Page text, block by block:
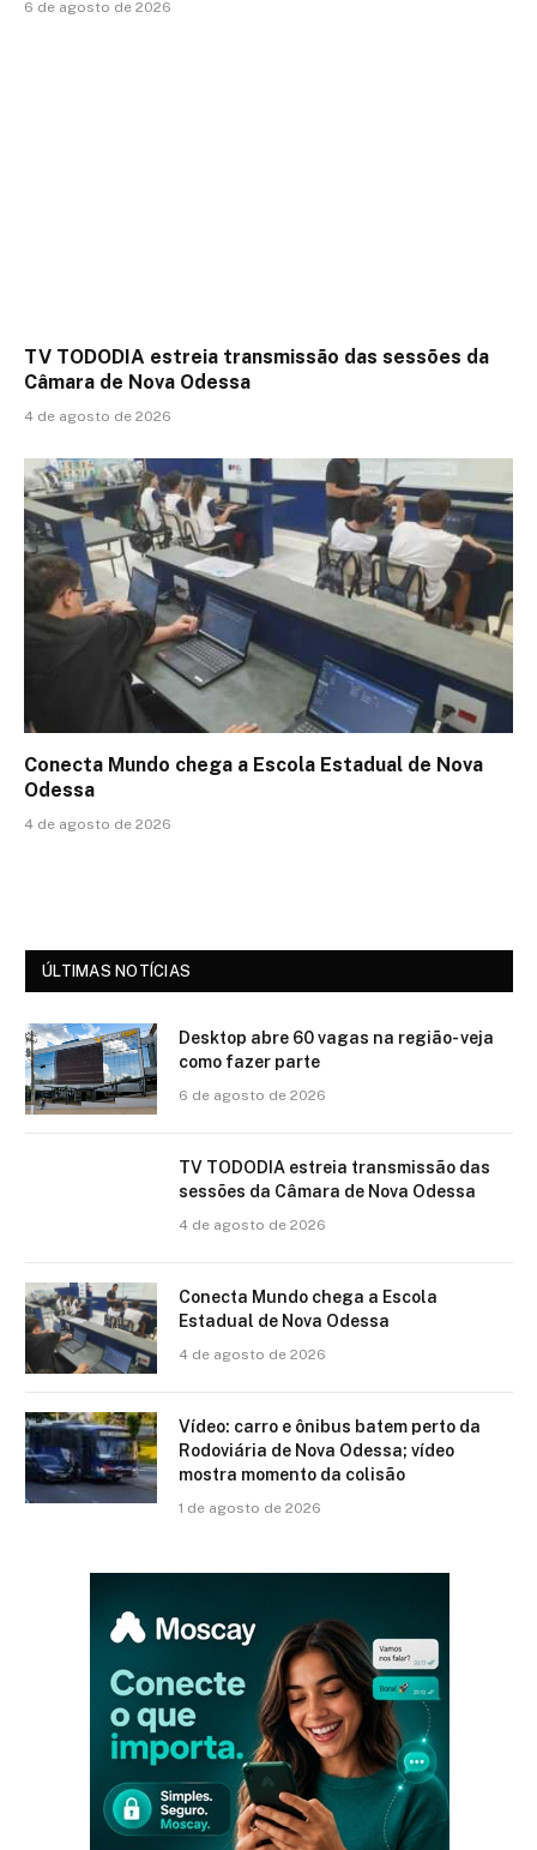
6 de agosto de 2026
TV TODODIA estreia transmissão das sessões da
Câmara de Nova Odessa
4 de agosto de 2026
Conecta Mundo chega a Escola Estadual de Nova
Odessa
4 de agosto de 2026
ÚLTIMAS NOTÍCIAS
Desktop abre 60 vagas na região- veja
como fazer parte
6 de agosto de 2026
TV TODODIA estreia transmissão das
sessões da Câmara de Nova Odessa
4 de agosto de 2026
Conecta Mundo chega a Escola
Estadual de Nova Odessa
4 de agosto de 2026
Vídeo: carro e ônibus batem perto da
Rodoviária de Nova Odessa; vídeo
mostra momento da colisão
1 de agosto de 2026